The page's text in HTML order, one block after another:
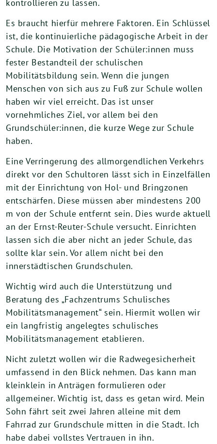
kontrollieren zu lassen.
Es braucht hierfür mehrere Faktoren. Ein Schlüssel
ist, die kontinuierliche pädagogische Arbeit in der
Schule. Die Motivation der Schüler:innen muss
fester Bestandteil der schulischen
Mobilitätsbildung sein. Wenn die jungen
Menschen von sich aus zu Fuß zur Schule wollen
haben wir viel erreicht. Das ist unser
vornehmliches Ziel, vor allem bei den
Grundschüler:innen, die kurze Wege zur Schule
haben.
Eine Verringerung des allmorgendlichen Verkehrs
direkt vor den Schultoren lässt sich in Einzelfällen
mit der Einrichtung von Hol- und Bringzonen
entschärfen. Diese müssen aber mindestens 200
m von der Schule entfernt sein. Dies wurde aktuell
an der Ernst-Reuter-Schule versucht. Einrichten
lassen sich die aber nicht an jeder Schule, das
sollte klar sein. Vor allem nicht bei den
innerstädtischen Grundschulen.
Wichtig wird auch die Unterstützung und
Beratung des „Fachzentrums Schulisches
Mobilitätsmanagement“ sein. Hiermit wollen wir
ein langfristig angelegtes schulisches
Mobilitätsmanagement etablieren.
Nicht zuletzt wollen wir die Radwegesicherheit
umfassend in den Blick nehmen. Das kann man
kleinklein in Anträgen formulieren oder
allgemeiner. Wichtig ist, dass es getan wird. Mein
Sohn fährt seit zwei Jahren alleine mit dem
Fahrrad zur Grundschule mitten in die Stadt. Ich
habe dabei vollstes Vertrauen in ihn.